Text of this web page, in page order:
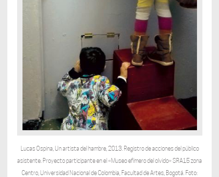
Lucas Ospina, Un artista del hambre, 2013. Registro de acciones del público
asistente. Proyecto participante en el «Museo efímero del olvido» SRA15 zona
Centro, Universidad Nacional de Colombia, Facultad de Artes, Bogotá. Foto: